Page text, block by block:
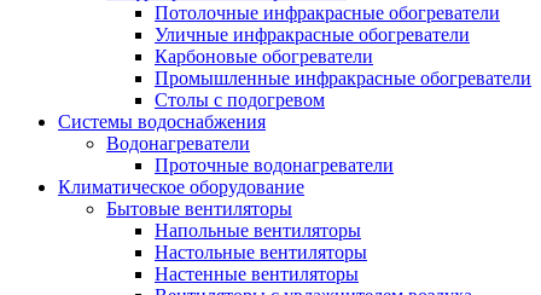
Потолочные инфракрасные обогреватели
Уличные инфракрасные обогреватели
Карбоновые обогреватели
Промышленные инфракрасные обогреватели
Столы с подогревом
Системы водоснабжения
Водонагреватели
Проточные водонагреватели
Климатическое оборудование
Бытовые вентиляторы
Напольные вентиляторы
Настольные вентиляторы
Настенные вентиляторы